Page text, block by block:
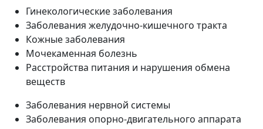
Гинекологические заболевания
Заболевания желудочно-кишечного тракта
Кожные заболевания
Мочекаменная болезнь
Расстройства питания и нарушения обмена
веществ
Заболевания нервной системы
Заболевания опорно-двигательного аппарата